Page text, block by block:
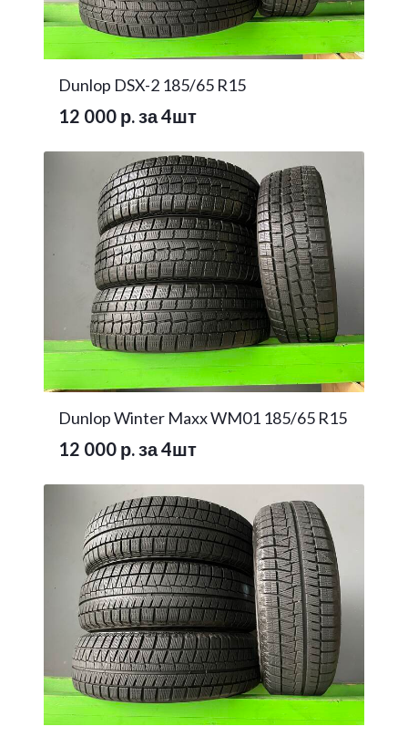
Dunlop DSX-2 185/65 R15
12 000 р. за 4шт
Dunlop Winter Maxx WM01 185/65 R15
12 000 р. за 4шт